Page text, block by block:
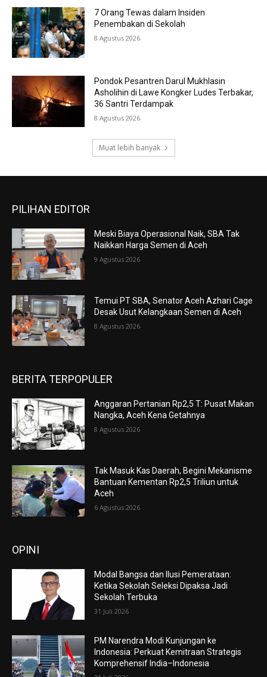
7 Orang Tewas dalam Insiden
Penembakan di Sekolah
8 Agustus 2026
Pondok Pesantren Darul Mukhlasin
Asholihin di Lawe Kongker Ludes Terbakar,
36 Santri Terdampak
8 Agustus 2026
Muat lebih banyak
PILIHAN EDITOR
Meski Biaya Operasional Naik, SBA Tak
Naikkan Harga Semen di Aceh
9 Agustus 2026
Temui PT SBA, Senator Aceh Azhari Cage
Desak Usut Kelangkaan Semen di Aceh
8 Agustus 2026
BERITA TERPOPULER
Anggaran Pertanian Rp2,5 T: Pusat Makan
Nangka, Aceh Kena Getahnya
8 Agustus 2026
Tak Masuk Kas Daerah, Begini Mekanisme
Bantuan Kementan Rp2,5 Triliun untuk
Aceh
6 Agustus 2026
OPINI
Modal Bangsa dan Ilusi Pemerataan:
Ketika Sekolah Seleksi Dipaksa Jadi
Sekolah Terbuka
31 Juli 2026
PM Narendra Modi Kunjungan ke
Indonesia: Perkuat Kemitraan Strategis
Komprehensif India–Indonesia